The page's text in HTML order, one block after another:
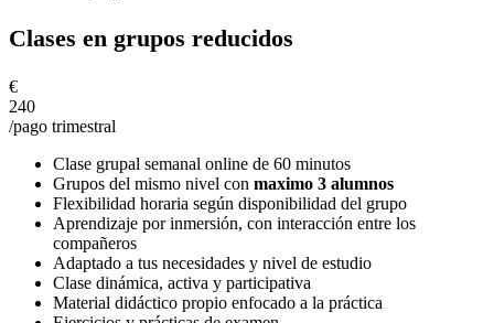
Clases en grupos reducidos
€
240
/pago trimestral
Clase grupal semanal online de 60 minutos
Grupos del mismo nivel con maximo 3 alumnos
Flexibilidad horaria según disponibilidad del grupo
Aprendizaje por inmersión, con interacción entre los
compañeros
Adaptado a tus necesidades y nivel de estudio
Clase dinámica, activa y participativa
Material didáctico propio enfocado a la práctica